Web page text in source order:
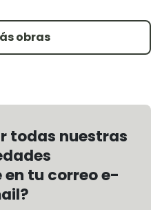
obras
todas nuestras
tu correo e-